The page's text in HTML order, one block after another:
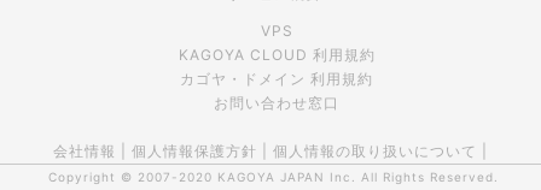
VPS
KAGOYA CLOUD 利用規約
カゴヤ・ドメイン 利用規約
お問い合わせ窓口
会社情報 個人情報保護方針 個人情報の取り扱いについて
Copyright © 2007-2020 KAGOYA JAPAN Inc. All Rights Reserved.